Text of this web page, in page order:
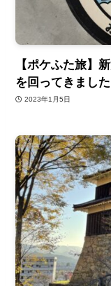
【ポケふた旅】
を回ってきました
2023年1月5日